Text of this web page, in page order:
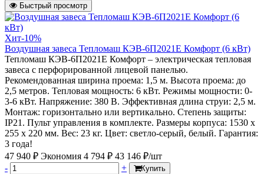
Быстрый просмотр
Хит-10%
Воздушная завеса Тепломаш КЭВ-6П2021Е Комфорт (6 кВт)
Тепломаш КЭВ-6П2021Е Комфорт – электрическая тепловая
завеса c перфорированной лицевой панелью.
Рекомендованная ширина проема: 1,5 м. Высота проема: до
2,5 метров. Тепловая мощность: 6 кВт. Режимы мощности: 0-
3-6 кВт. Напряжение: 380 В. Эффективная длина струи: 2,5 м.
Монтаж: горизонтально или вертикально. Степень защиты:
IP21. Пульт управления в комплекте. Размеры корпуса: 1530 х
255 х 220 мм. Вес: 23 кг. Цвет: светло-серый, белый. Гарантия:
3 года!
47 940 ₽ Экономия 4 794 ₽ 43 146 ₽/шт
-
+ Купить